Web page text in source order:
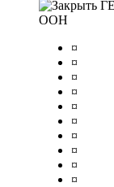
ООН
¤
¤
¤
¤
¤
¤
¤
¤
¤
¤